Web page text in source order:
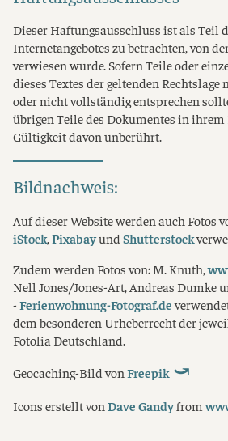
Dieser Haftungsausschluss ist als Teil
Internetangebotes zu betrachten, von
verwiesen wurde. Sofern Teile oder
dieses Textes der geltenden
oder nicht vollständig entsprechen
übrigen Teile des Dokumentes in
Gültigkeit davon unberührt.
Bildnachweis:
Auf dieser Website werden auch Fotos
iStock,PixabayundShutterstock
Zudem werden Fotos von:M. Knuth,
Nell Jones/Jones-Art, Andreas Dumke
-Ferienwohnung-Fotograf.de
dem besonderen Urheberrecht der
Fotolia Deutschland.
Geocaching-Bild vonFreepik
Icons erstellt von Dave Gandyfrom